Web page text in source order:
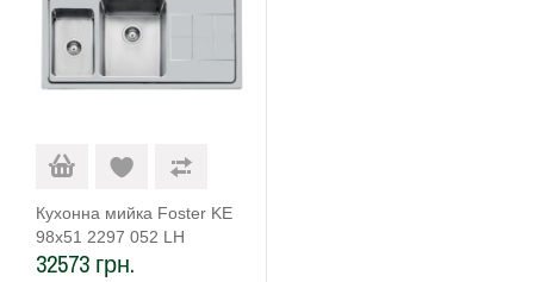
Кухонна мийка Foster KE
98х51 2297 052 LH
32573 грн.